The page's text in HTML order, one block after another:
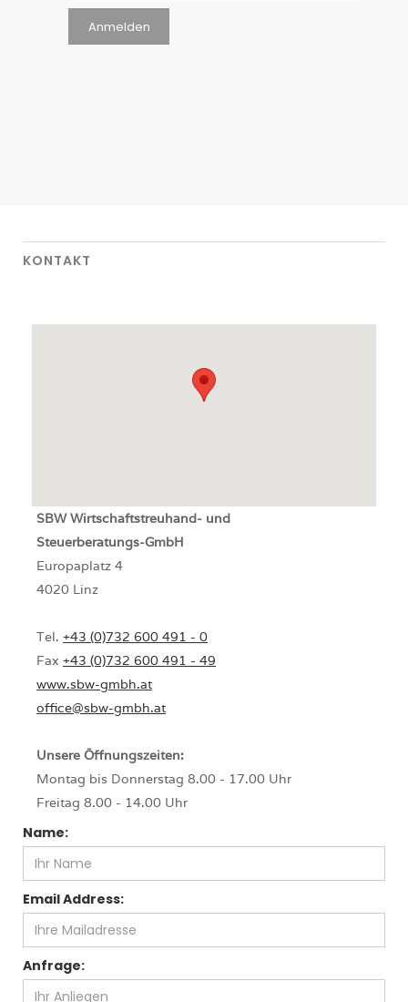
KONTAKT
SBWWirtschaftstreuhand- und
Steuerberatungs-GmbH
Europaplatz 4
4020 Linz
Tel. +43 (0)732 600 491 - 0
Fax +43 (0)732 600 491 - 49
www.sbw-gmbh.at
office@sbw-gmbh.at
Unsere Öffnungszeiten:
Montag bis Donnerstag 8.00 - 17.00 Uhr
Freitag 8.00 - 14.00 Uhr
Name:
Email Address:
Anfrage: